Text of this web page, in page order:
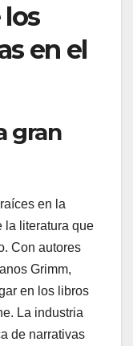
en el
gran
en la
la literatura que
Con autores
Grimm,
en los libros
La industria
de narrativas